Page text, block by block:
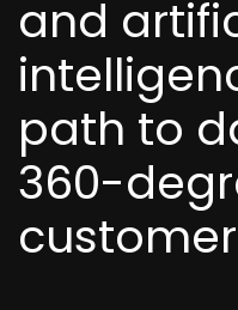
and
path to
360-